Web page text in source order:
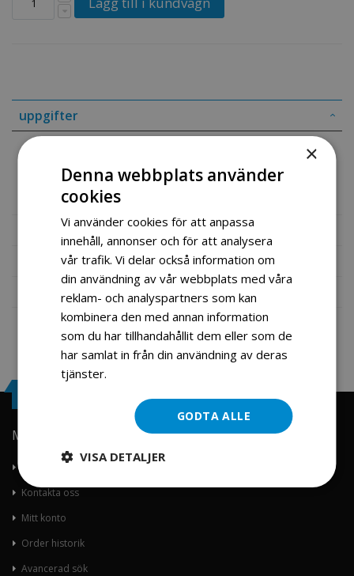
uppgifter
Part # 59286-17H00-SH001
Mer information
Recensioner
Fil vedlegg
Min konto
Kontakta oss
Mitt konto
Order historik
Avancerad sök
×
Denna webbplats använder
cookies
Vi använder cookies för att anpassa
innehåll, annonser och för att analysera
vår trafik. Vi delar också information om
din användning av vår webbplats med våra
reklam- och analyspartners som kan
kombinera den med annan information
som du har tillhandahållit dem eller som de
har samlat in från din användning av deras
tjänster.
GODTA ALLE
VISA DETALJER